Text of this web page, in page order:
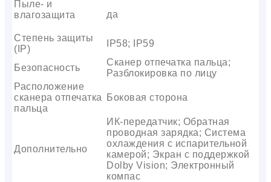
Пыле- и
влагозащита
да
Степень защиты
(IP)
IP58; IP59
Безопасность
Сканер отпечатка пальца;
Разблокировка по лицу
Расположение
сканера отпечатка
пальца
Боковая сторона
Дополнительно
ИК-передатчик; Обратная
проводная зарядка; Система
охлаждения с испарительной
камерой; Экран с поддержкой
Dolby Vision; Электронный
компас